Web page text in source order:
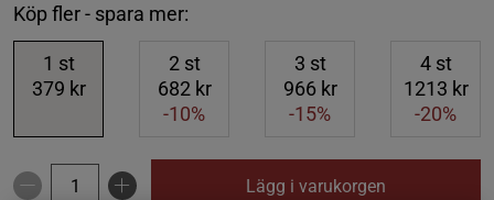
Köp fler - spara mer:
1 st
379 kr
2 st
682 kr
-10%
3 st
966 kr
-15%
4st
1213 kr
-20%
Lägg i varukorgen